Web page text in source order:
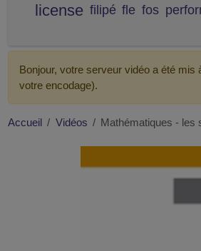
license filipé fle fos
Bonjour, votre serveur vidéo a été
votre encodage).
Accueil Vidéos Mathématiques - les